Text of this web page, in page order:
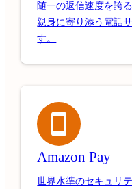
随一の返信速度を誇
親身に寄り添う電話
す。
Amazon Pay
世界水準のセキュリ